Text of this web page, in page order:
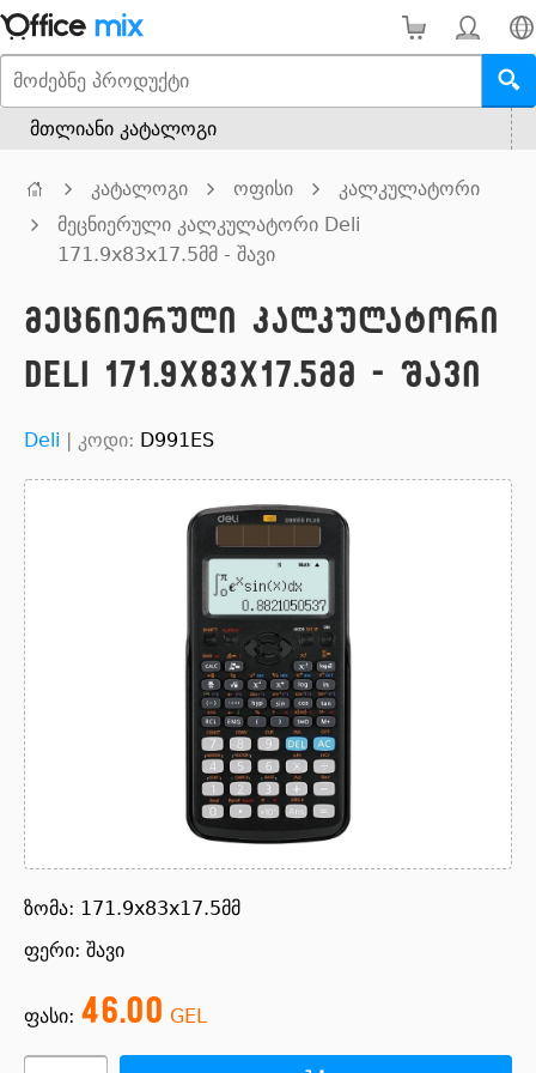
მთლიანი კატალოგი
კატალოგი ოფისი
კალკულატორი
მეცნიერული კალკულატორი Deli
171.9x83x17.5მმ - შავი
მეცნიერული კალკულატორი
Deli 171.9x83x17.5მმ - შავი
Deli | კოდი: D991ES
ზომა: 171.9x83x17.5მმ
ფერი: შავი
ფასი: 46.00 GEL